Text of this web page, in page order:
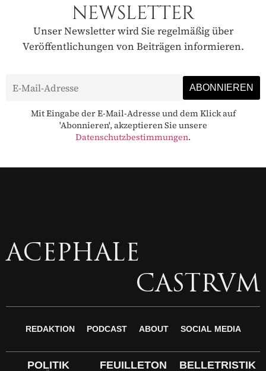
NEWSLETTER
Unser Newsletter wird Sie regelmäßig über
Veröffentlichungen von Beiträgen informieren.
Mit Eingabe der E-Mail-Adresse und dem Klick auf
'Abonnieren', akzeptieren Sie unsere
Datenschutzbestimmungen.
ACEPHALE
CASTRVM
REDAKTION PODCAST ABOUT SOCIAL MEDIA
POLITIK FEUILLETON BELLETRISTIK